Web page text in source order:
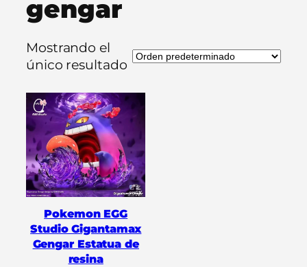
gengar
Mostrando el
único resultado
Pokemon EGG
Studio Gigantamax
Gengar Estatua de
resina